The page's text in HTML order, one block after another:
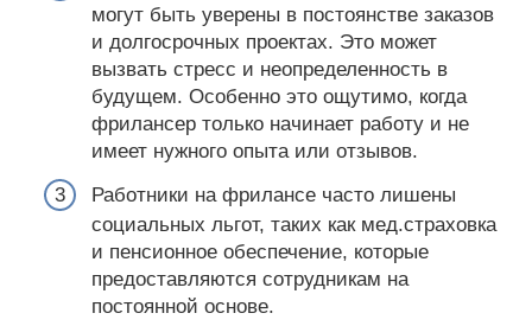
могут быть уверены в постоянстве заказов
и долгосрочных проектах. Это может
вызвать стресс и неопределенность в
будущем. Особенно это ощутимо, когда
фрилансер только начинает работу и не
имеет нужного опыта или отзывов.
Работники на фрилансе часто лишены
социальных льгот, таких как мед.страховка
и пенсионное обеспечение, которые
предоставляются сотрудникам на
постоянной основе.